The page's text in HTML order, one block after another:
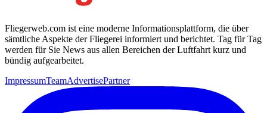
Fliegerweb.com ist eine moderne Informationsplattform, die über
sämtliche Aspekte der Fliegerei informiert und berichtet. Tag für Tag
werden für Sie News aus allen Bereichen der Luftfahrt kurz und
bündig aufgearbeitet.
ImpressumTeamAdvertisePartner